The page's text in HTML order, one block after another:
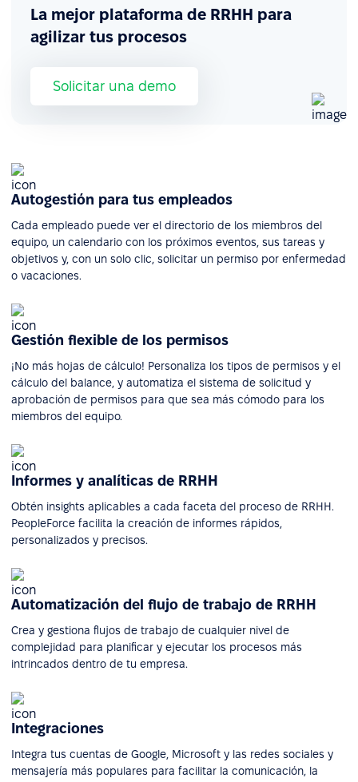
La mejor plataforma de RRHH para
agilizar tus procesos
Solicitar una demo
Autogestión para tus empleados
Cada empleado puede ver el directorio de los miembros del
equipo, un calendario con los próximos eventos, sus tareas y
objetivos y, con un solo clic, solicitar un permiso por enfermedad
o vacaciones.
Gestión flexible de los permisos
¡No más hojas de cálculo! Personaliza los tipos de permisos y el
cálculo del balance, y automatiza el sistema de solicitud y
aprobación de permisos para que sea más cómodo para los
miembros del equipo.
Informes y analíticas de RRHH
Obtén insights aplicables a cada faceta del proceso de RRHH.
PeopleForce facilita la creación de informes rápidos,
personalizados y precisos.
Automatización del flujo de trabajo de RRHH
Crea y gestiona flujos de trabajo de cualquier nivel de
complejidad para planificar y ejecutar los procesos más
intrincados dentro de tu empresa.
Integraciones
Integra tus cuentas de Google, Microsoft y las redes sociales y
mensajería más populares para facilitar la comunicación, la